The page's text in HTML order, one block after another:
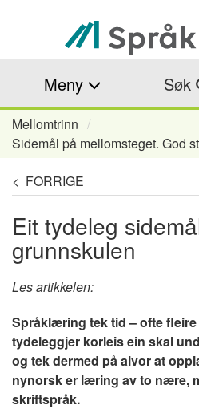
hovedinnhold
Meny Søk
Navigasjonssti
Mellomtrinn
Sidemål på mellomsteget. God
< FORRIGE
Eit tydeleg
grunnskulen
Les artikkelen:
Språklæring tek tid – ofte
tydeleggjer korleis ein skal
og tek dermed på alvor at
nynorsk er læring av to nære,
skriftspråk.